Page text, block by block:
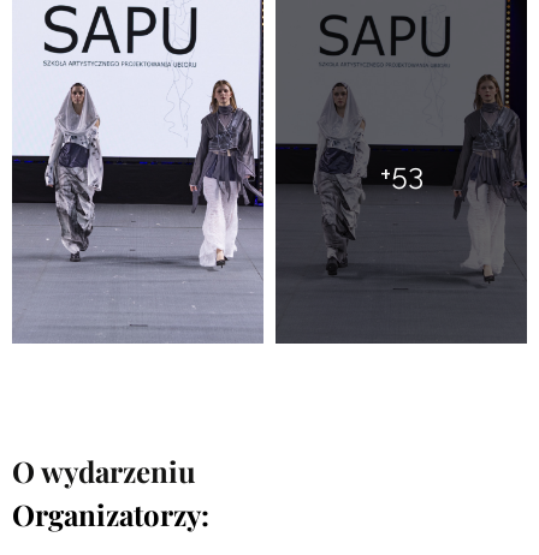
+53
O wydarzeniu
Organizatorzy: